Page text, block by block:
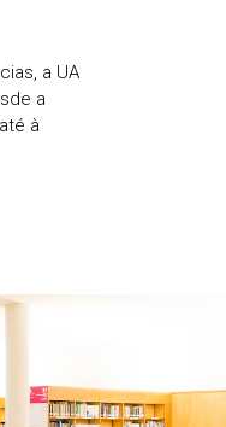
a UA
a
à